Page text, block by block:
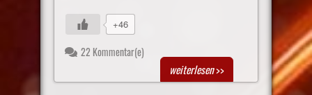
+46
22 Kommentar(e)
weiterlesen>>